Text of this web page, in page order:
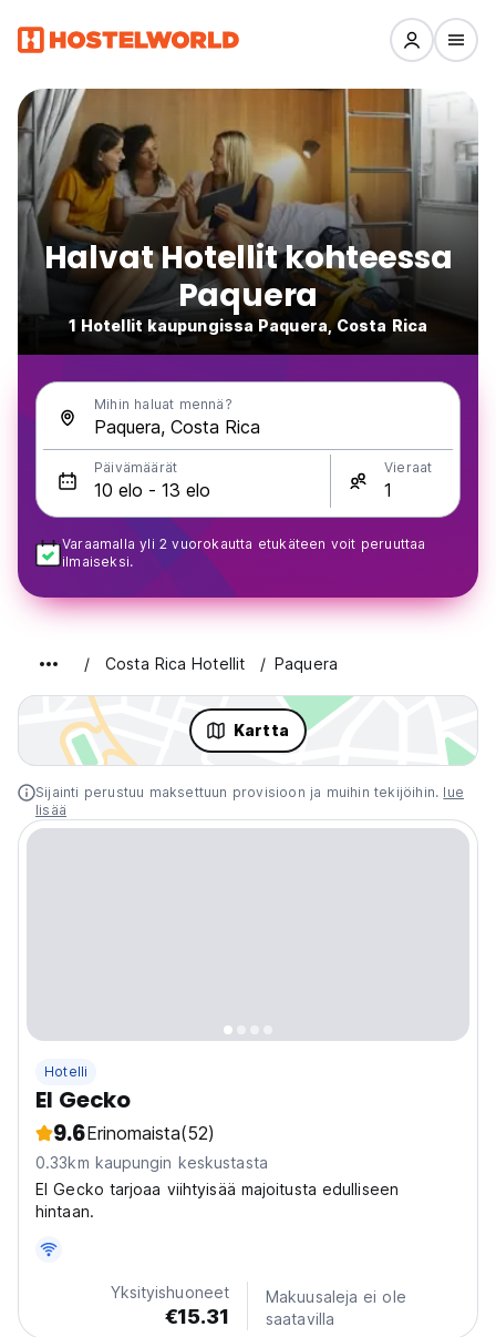
Halvat Hotellit kohteessa
Paquera
1 Hotellit kaupungissa Paquera, Costa Rica
Mihin haluat mennä?
Päivämäärät Vieraat
Varaamalla yli 2 vuorokautta etukäteen voit peruuttaa
ilmaiseksi.
Costa Rica Hotellit Paquera
Kartta
Sijainti perustuu maksettuun provisioon ja muihin tekijöihin. lue
lisää
Hotelli
El Gecko
9.6Erinomaista(52)
0.33km kaupungin keskustasta
El Gecko tarjoaa viihtyisää majoitusta edulliseen
hintaan.
Yksityishuoneet
€15.31
Makuusaleja ei ole
saatavilla